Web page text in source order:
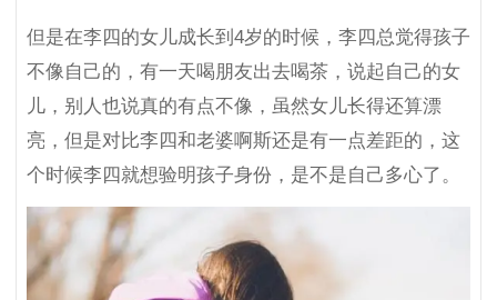
但是在李四的女儿成长到4岁的时候，李四总觉得孩子
不像自己的，有一天喝朋友出去喝茶，说起自己的女
儿，别人也说真的有点不像，虽然女儿长得还算漂
亮，但是对比李四和老婆啊斯还是有一点差距的，这
个时候李四就想验明孩子身份，是不是自己多心了。